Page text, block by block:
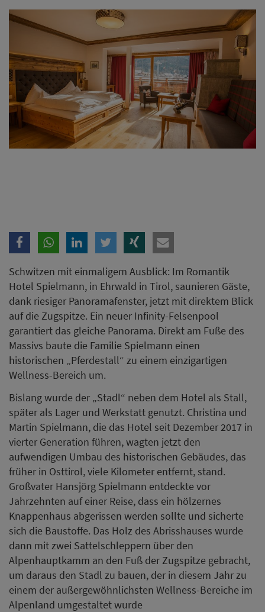
Schwitzen mit einmaligem Ausblick: Im Romantik
Hotel Spielmann, in Ehrwald in Tirol, saunieren Gäste,
dank riesiger Panoramafenster, jetzt mit direktem Blick
auf die Zugspitze. Ein neuer Infinity-Felsenpool
garantiert das gleiche Panorama. Direkt am Fuße des
Massivs baute die Familie Spielmann einen
historischen „Pferdestall“ zu einem einzigartigen
Wellness-Bereich um.
Bislang wurde der „Stadl“ neben dem Hotel als Stall,
später als Lager und Werkstatt genutzt. Christina und
Martin Spielmann, die das Hotel seit Dezember 2017 in
vierter Generation führen, wagten jetzt den
aufwendigen Umbau des historischen Gebäudes, das
früher in Osttirol, viele Kilometer entfernt, stand.
Großvater Hansjörg Spielmann entdeckte vor
Jahrzehnten auf einer Reise, dass ein hölzernes
Knappenhaus abgerissen werden sollte und sicherte
sich die Baustoffe. Das Holz des Abrisshauses wurde
dann mit zwei Sattelschleppern über den
Alpenhauptkamm an den Fuß der Zugspitze gebracht,
um daraus den Stadl zu bauen, der in diesem Jahr zu
einem der außergewöhnlichsten Wellness-Bereiche im
Alpenland umgestaltet wurde